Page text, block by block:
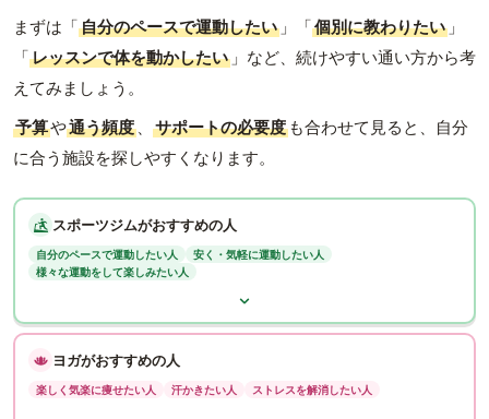
まずは「自分のペースで運動したい 」「個別に教わりたい 」
「レッスンで体を動かしたい 」など、続けやすい通い方から考
えてみましょう。
予算や通う頻度 、 サポートの必要度 も合わせて見ると、自分
に合う施設を探しやすくなります。
スポーツジムがおすすめの人
自分のペースで運動したい人
安く・気軽に運動したい人
様々な運動をして楽しみたい人
ヨガがおすすめの人
楽しく気楽に痩せたい人 汗かきたい人 ストレスを解消したい人